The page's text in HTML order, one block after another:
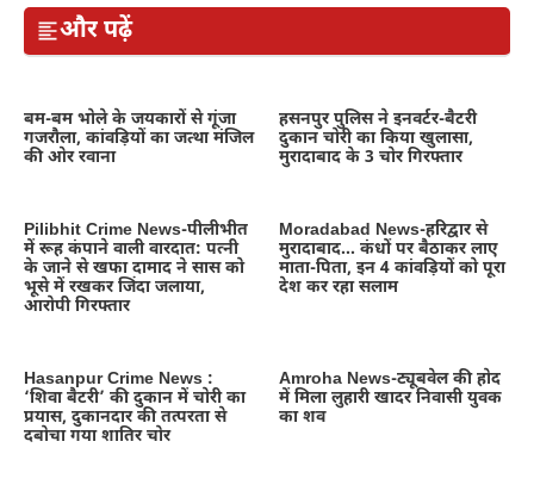
और पढ़ें
बम-बम भोले के जयकारों से गूंजा
गजरौला, कांवड़ियों का जत्था मंजिल
की ओर रवाना
हसनपुर पुलिस ने इनवर्टर-बैटरी
दुकान चोरी का किया खुलासा,
मुरादाबाद के 3 चोर गिरफ्तार
Pilibhit Crime News-पीलीभीत
में रूह कंपाने वाली वारदात: पत्नी
के जाने से खफा दामाद ने सास को
भूसे में रखकर जिंदा जलाया,
आरोपी गिरफ्तार
Moradabad News-हरिद्वार से
मुरादाबाद… कंधों पर बैठाकर लाए
माता-पिता, इन 4 कांवड़ियों को पूरा
देश कर रहा सलाम
Hasanpur Crime News :
‘शिवा बैटरी’ की दुकान में चोरी का
प्रयास, दुकानदार की तत्परता से
दबोचा गया शातिर चोर
Amroha News-ट्यूबवेल की होद
में मिला लुहारी खादर निवासी युवक
का शव